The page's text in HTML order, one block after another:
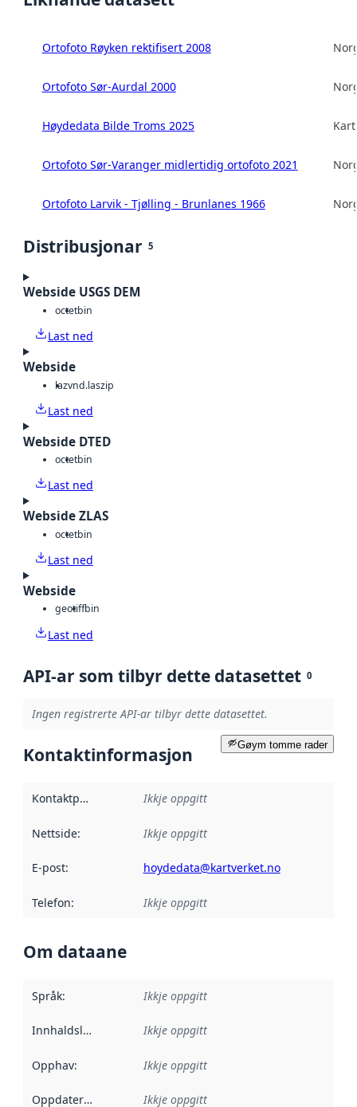
Ortofoto Røyken rektifisert 2008
Ortofoto Sør-Aurdal 2000
Høydedata Bilde Troms 2025
Ortofoto Sør-Varanger midlertidig ortofoto 2021
Ortofoto Larvik - Tjølling - Brunlanes 1966
Distribusjonar 5
Webside USGS DEM
octetbin
Last ned
Webside
lazvnd.laszip
Last ned
Webside DTED
octetbin
Last ned
Webside ZLAS
octetbin
Last ned
Webside
geotiffbin
Last ned
API-ar som tilbyr dette datasettet 0
Ingen registrerte API-ar tilbyr dette datasettet.
Gøym tomme rader
Kontaktinformasjon
Kontaktpunkt Ikkje oppgitt
Nettside: Ikkje oppgitt
E-post: hoydedata@kartverket.no
Telefon: Ikkje oppgitt
Om dataane
Språk: Ikkje oppgitt
Innhaldsleverandørar :
Ikkje oppgitt
Opphav: Ikkje oppgitt
Oppdateringsfrekvens :
Ikkje oppgitt